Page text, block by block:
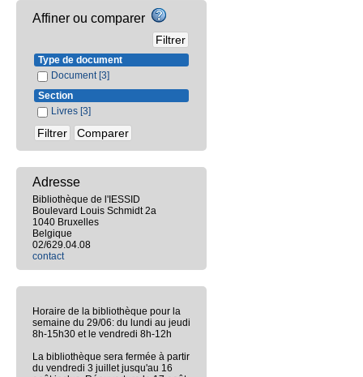
Affiner ou comparer
Type de document
Document [3]
Section
Livres [3]
Adresse
Bibliothèque de l'IESSID
Boulevard Louis Schmidt 2a
1040 Bruxelles
Belgique
02/629.04.08
contact
Horaire de la bibliothèque pour la
semaine du 29/06: du lundi au jeudi
8h-15h30 et le vendredi 8h-12h
La bibliothèque sera fermée à partir
du vendredi 3 juillet jusqu'au 16